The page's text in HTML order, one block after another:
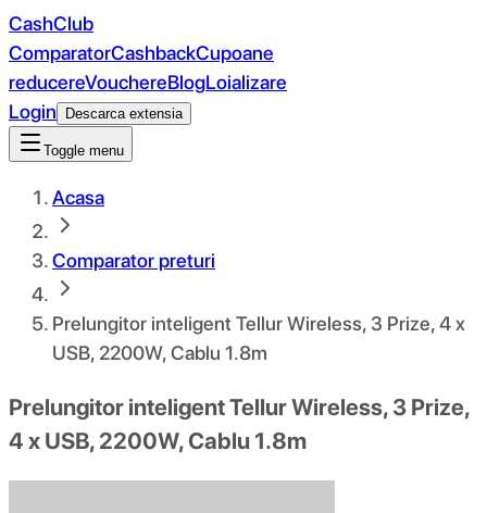
CashClub
ComparatorCashbackCupoane
reducereVouchereBlogLoializare
Login
Descarca extensia
Toggle menu
Acasa
Comparator preturi
Prelungitor inteligent Tellur Wireless, 3 Prize, 4 x
USB, 2200W, Cablu 1.8m
Prelungitor inteligent Tellur Wireless, 3 Prize,
4 x USB, 2200W, Cablu 1.8m